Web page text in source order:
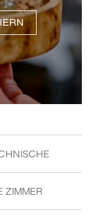
ZIMMER